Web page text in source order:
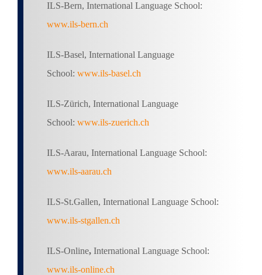
ILS-Bern, International Language School:
www.ils-bern.ch
ILS-Basel, International Language
School: www.ils-basel.ch
ILS-Zürich, International Language
School: www.ils-zuerich.ch
ILS-Aarau, International Language School:
www.ils-aarau.ch
ILS-St.Gallen, International Language School:
www.ils-stgallen.ch
ILS-Online, International Language School:
www.ils-online.ch